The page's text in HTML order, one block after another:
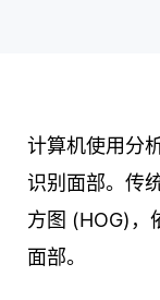
计算机使用分
识别面部。传
方图 (HOG)，
面部。